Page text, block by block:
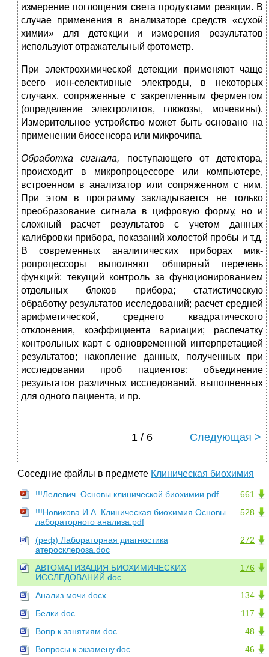
измерение поглощения света продуктами реакции. В
случае применения в анализаторе средств «сухой
химии» для детекции и измерения результатов
используют отражательный фотометр.
При электрохимической детекции применяют чаще
всего ион-селективные электроды, в некоторых
случаях, сопряженные с закрепленным ферментом
(определение электролитов, глюкозы, мочевины).
Измерительное устройство может быть основано на
применении биосенсора или микрочипа.
Обработка сигнала, поступающего от детектора,
происходит в микропроцессоре или компьютере,
встроенном в анализатор или сопряженном с ним.
При этом в программу закладывается не только
преобразование сигнала в цифровую форму, но и
сложный расчет результатов с учетом данных
калибровки прибора, показаний хо­лостой пробы и т.д.
В современных аналитических приборах мик­
ропроцессоры выполняют обширный перечень
функций: текущий контроль за функционированием
отдельных блоков прибора; ста­тистическую
обработку результатов исследований; расчет средней
арифметической, среднего квадратического
отклонения, коэффи­циента вариации; распечатку
контрольных карт с одновременной интерпретацией
результатов; накопление данных, полученных при
исследовании проб пациентов; объединение
результатов различ­ных исследований, выполненных
для одного пациента, и пр.
1 / 6 Следующая >
Соседние файлы в предмете Клиническая биохимия
661
!!!Лелевич. Основы клинической биохимии.pdf
528
!!!Новикова И.А. Клиническая биохимия.Основы
лабораторного анализа.pdf
272
(реф) Лабораторная диагностика
атеросклероза.doc
176
АВТОМАТИЗАЦИЯ БИОХИМИЧЕСКИХ
ИССЛЕДОВАНИЙ.doc
134
Анализ мочи.docx
117
Белки.doc
48
Вопр к занятиям.doc
46
Вопросы к экзамену.doc